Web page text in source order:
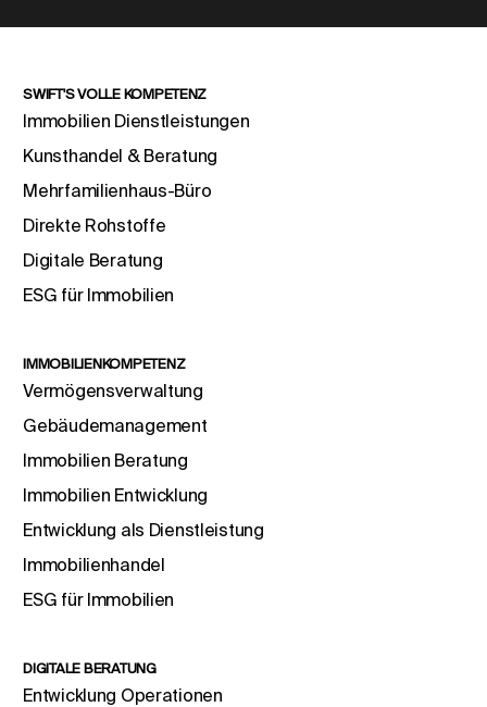
SWIFT'S VOLLE KOMPETENZ
Immobilien Dienstleistungen
Kunsthandel & Beratung
Mehrfamilienhaus-Büro
Direkte Rohstoffe
Digitale Beratung
ESG für Immobilien
IMMOBILIENKOMPETENZ
Vermögensverwaltung
Gebäudemanagement
Immobilien Beratung
Immobilien Entwicklung
Entwicklung als Dienstleistung
Immobilienhandel
ESG für Immobilien
DIGITALE BERATUNG
Entwicklung Operationen